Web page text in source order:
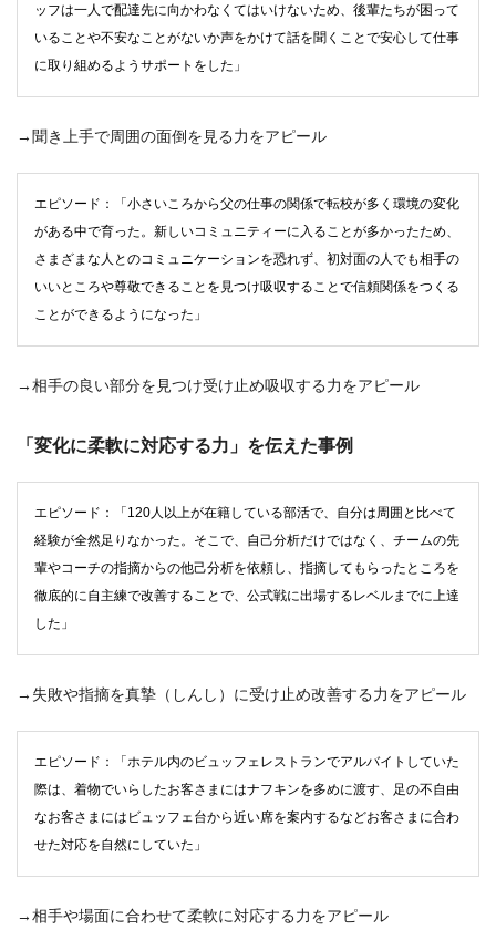
ッフは一人で配達先に向かわなくてはいけないため、後輩たちが困って
いることや不安なことがないか声をかけて話を聞くことで安心して仕事
に取り組めるようサポートをした」
→聞き上手で周囲の面倒を見る力をアピール
エピソード：「小さいころから父の仕事の関係で転校が多く環境の変化
がある中で育った。新しいコミュニティーに入ることが多かったため、
さまざまな人とのコミュニケーションを恐れず、初対面の人でも相手の
いいところや尊敬できることを見つけ吸収することで信頼関係をつくる
ことができるようになった」
→相手の良い部分を見つけ受け止め吸収する力をアピール
「変化に柔軟に対応する力」を伝えた事例
エピソード：「120人以上が在籍している部活で、自分は周囲と比べて
経験が全然足りなかった。そこで、自己分析だけではなく、チームの先
輩やコーチの指摘からの他己分析を依頼し、指摘してもらったところを
徹底的に自主練で改善することで、公式戦に出場するレベルまでに上達
した」
→失敗や指摘を真摯（しんし）に受け止め改善する力をアピール
エピソード：「ホテル内のビュッフェレストランでアルバイトしていた
際は、着物でいらしたお客さまにはナフキンを多めに渡す、足の不自由
なお客さまにはビュッフェ台から近い席を案内するなどお客さまに合わ
せた対応を自然にしていた」
→相手や場面に合わせて柔軟に対応する力をアピール